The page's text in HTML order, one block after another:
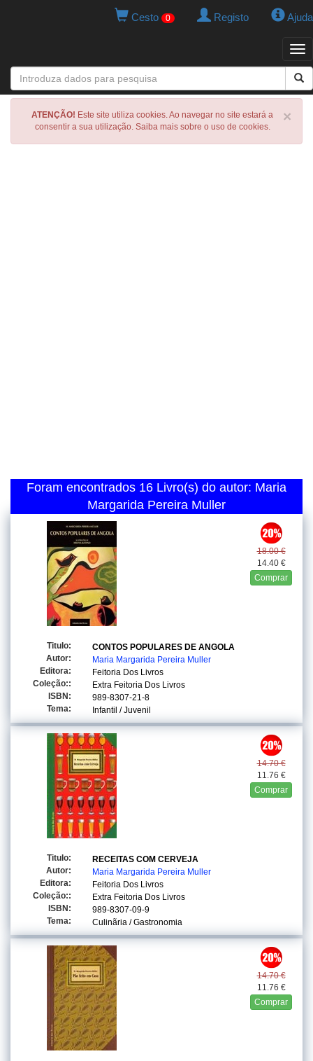
Cesto 0 Registo Ajuda
×
ATENÇÃO! Este site utiliza cookies. Ao navegar no site estará a
consentir a sua utilização. Saiba mais sobre o uso de cookies.
Foram encontrados 16 Livro(s) do autor: Maria
Margarida Pereira Muller
18.00 €
14.40 €
Comprar
Titulo:
CONTOS POPULARES DE ANGOLA
Autor:
Maria Margarida Pereira Muller
Editora:
Feitoria Dos Livros
Coleção::
Extra Feitoria Dos Livros
ISBN:
989-8307-21-8
Tema:
Infantil / Juvenil
14.70 €
11.76 €
Comprar
Titulo:
RECEITAS COM CERVEJA
Autor:
Maria Margarida Pereira Muller
Editora:
Feitoria Dos Livros
Coleção::
Extra Feitoria Dos Livros
ISBN:
989-8307-09-9
Tema:
Culinãria / Gastronomia
14.70 €
11.76 €
Comprar